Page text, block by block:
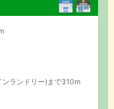
ンランドリー)まで310m